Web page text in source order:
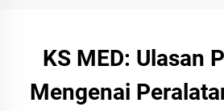
KS MED: Ulasan
Mengenai